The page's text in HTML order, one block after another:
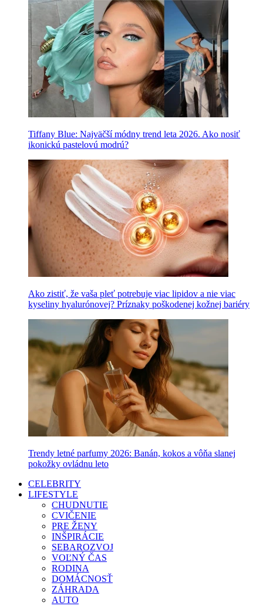
Tiffany Blue: Najväčší módny trend leta 2026. Ako nosiť
ikonickú pastelovú modrú?
Ako zistiť, že vaša pleť potrebuje viac lipidov a nie viac
kyseliny hyalurónovej? Príznaky poškodenej kožnej bariéry
Trendy letné parfumy 2026: Banán, kokos a vôňa slanej
pokožky ovládnu leto
CELEBRITY
LIFESTYLE
CHUDNUTIE
CVIČENIE
PRE ŽENY
INŠPIRÁCIE
SEBAROZVOJ
VOĽNÝ ČAS
RODINA
DOMÁCNOSŤ
ZÁHRADA
AUTO